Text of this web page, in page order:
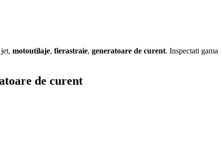
motoutilaje, fierastraie, generatoare de curent. Inspectati gama
de curent